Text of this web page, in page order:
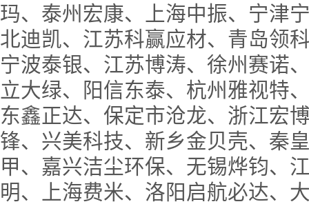
玛、泰州宏康、上海中振、宁津
北迪凯、江苏科赢应材、青岛领
宁波泰银、江苏博涛、徐州赛诺
立大绿、阳信东泰、杭州雅视特
东鑫正达、保定市沧龙、浙江宏
锋、兴美科技、新乡金贝壳、秦
甲、嘉兴洁尘环保、无锡烨钧、
明、上海费米、洛阳启航必达、